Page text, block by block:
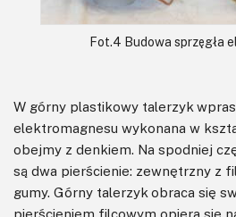
Fot.4 Budowa sprzęgła
W górny plastikowy talerzyk
elektromagnesu wykonana w
obejmy z denkiem. Na spodniej
są dwa pierścienie: zewnętrzny z
gumy. Górny talerzyk obraca się
pierścieniem filcowym opiera się